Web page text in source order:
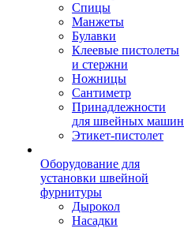
Спицы
Манжеты
Булавки
Клеевые пистолеты
и стержни
Ножницы
Сантиметр
Принадлежности
для швейных машин
Этикет-пистолет
Оборудование для
установки швейной
фурнитуры
Дырокол
Насадки